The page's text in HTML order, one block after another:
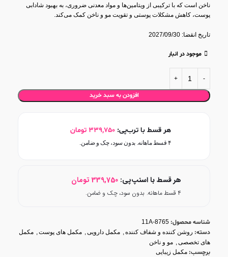
ناخن است که با ترکیبی از ویتامین‌ها و مواد معدنی ضروری، به بهبود شادابی
پوست، کاهش مشکلات پوستی و تقویت مو و ناخن کمک می‌کند.
تاریخ انقضا: 2027/09/30
موجود در انبار
افزودن به سبد خرید
هر قسط با ترب‌پی: 339,750 تومان
۴ قسط ماهانه. بدون سود، چک و ضامن.
هر قسط با اسنپ‌پی: 339,750 تومان
۴ قسط ماهانه. بدون سود، چک و ضامن.
شناسه محصول: 11A-8765
دسته: روشن کننده و شفاف کننده, مکمل دارویی, مکمل های پوست, مکمل
های تخصصی, مو و ناخن
برچسب: مکمل زیبایی